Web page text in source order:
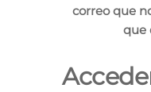
correo que
que